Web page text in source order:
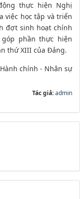
thực hiện Nghị
việc học tập và triển
đợt sinh hoạt chính
phần thực hiện
thứ XIII của Đảng.
chính - Nhân sự
Tác giả:admin